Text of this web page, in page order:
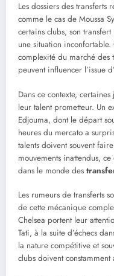
Les dossiers des transferts
comme le cas de Moussa
certains clubs, son
une situation
complexité du marché des
peuvent influencer l’issue
Dans ce contexte,
leur talent prometteur. Un
Edjouma, dont le départ
heures du mercato a
talents doivent souvent
mouvements inattendus,
dans le monde des
Les rumeurs de transferts
de cette mécanique
Chelsea portent leur
Tati, à la suite d’échecs
la nature compétitive et
clubs doivent